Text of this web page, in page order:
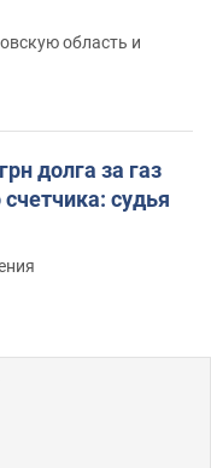
область и
долга за газ
судья